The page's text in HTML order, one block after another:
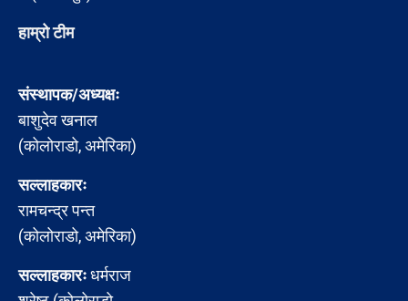
हाम्रो टीम
संस्थापक/अध्यक्षः
बाशुदेव खनाल
(कोलोराडो, अमेरिका)
सल्लाहकारः
रामचन्द्र पन्त
(कोलोराडो, अमेरिका)
सल्लाहकारःधर्मराज